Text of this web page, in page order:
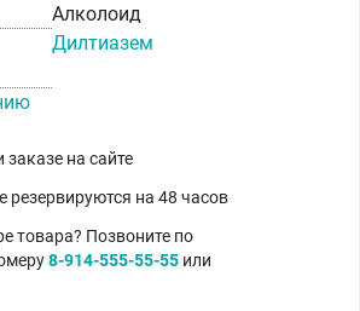
Алколоид
Дилтиазем
на сайте
резервируются на 48 часов
товара? Позвоните по
8-914-555-55-55 или